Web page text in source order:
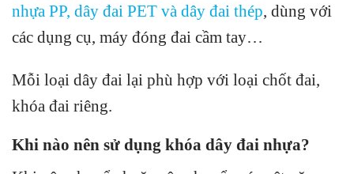
nhựa PP, dây đai PET và dây đai thép, dùng với
các dụng cụ, máy đóng đai cầm tay…
Mỗi loại dây đai lại phù hợp với loại chốt đai,
khóa đai riêng.
Khi nào nên sử dụng khóa dây đai nhựa?